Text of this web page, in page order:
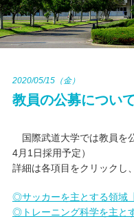
ホーム
大学案内
資格・就職
学友会クラ
2020/05/15（金）
教員の公募につい
国際武道大学では教員を
4月1日採用予定）
詳細は各項目をクリックし
◎サッカーを主とする領域
◎トレーニング科学を主と